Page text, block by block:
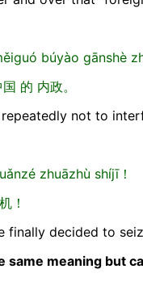
búyào ɡānshè
的 内政。
not to
zhuāzhù shíjī！
！
finally decided to
same meaning but